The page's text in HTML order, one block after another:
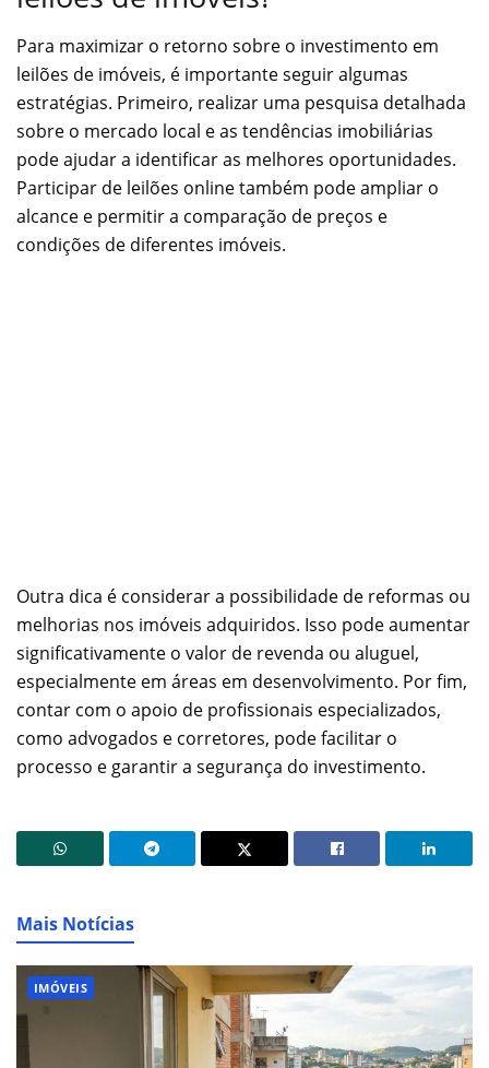
Para maximizar o retorno sobre o investimento em
leilões de imóveis, é importante seguir algumas
estratégias. Primeiro, realizar uma pesquisa detalhada
sobre o mercado local e as tendências imobiliárias
pode ajudar a identificar as melhores oportunidades.
Participar de leilões online também pode ampliar o
alcance e permitir a comparação de preços e
condições de diferentes imóveis.
Outra dica é considerar a possibilidade de reformas ou
melhorias nos imóveis adquiridos. Isso pode aumentar
significativamente o valor de revenda ou aluguel,
especialmente em áreas em desenvolvimento. Por fim,
contar com o apoio de profissionais especializados,
como advogados e corretores, pode facilitar o
processo e garantir a segurança do investimento.
Mais Notícias
IMÓVEIS